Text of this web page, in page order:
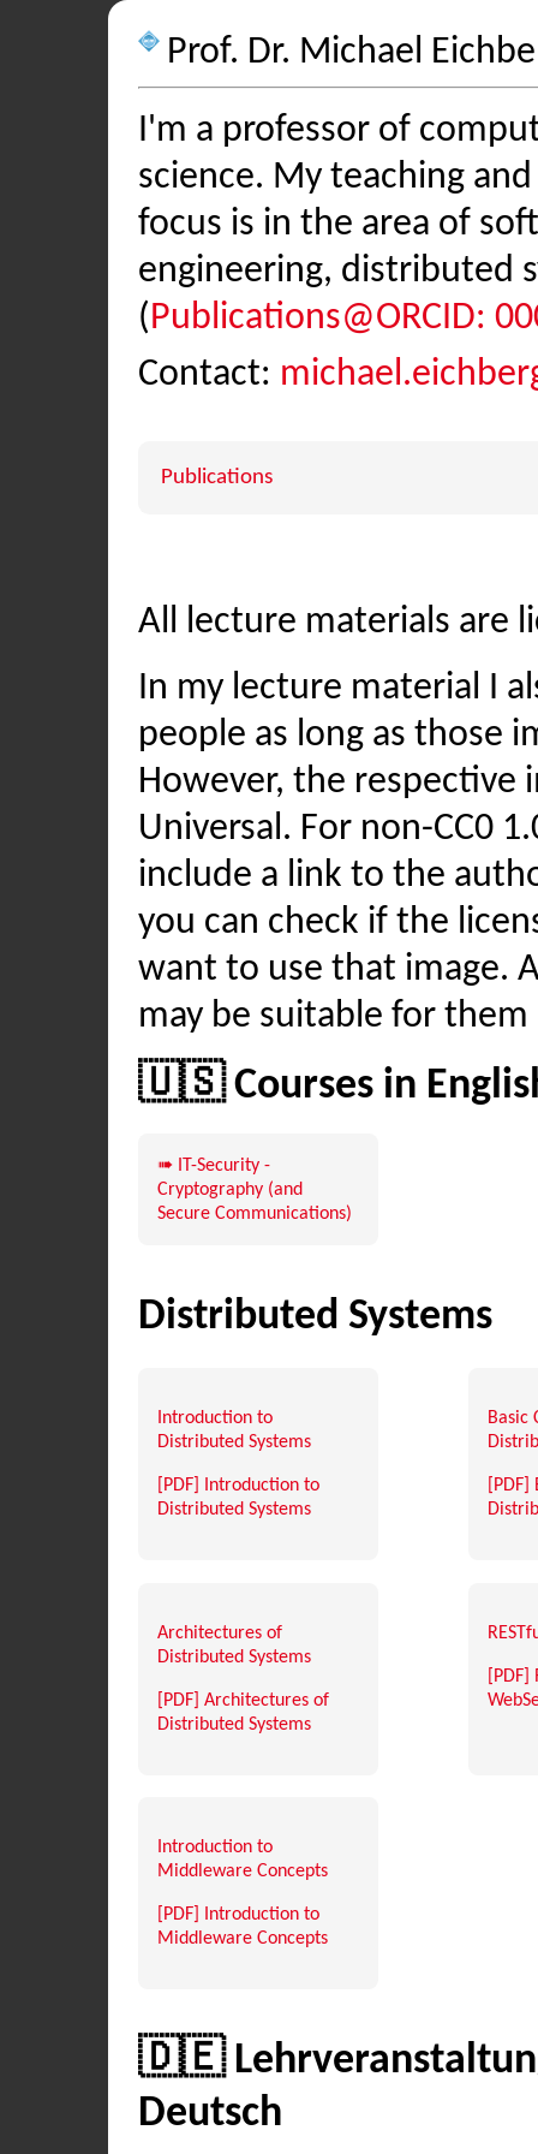
Prof. Dr. Michael
I'm a professor of
science. My teaching
focus is in the area of
engineering, distributed
(Publications@ORCID:
Contact:
Publications
All lecture materials are
In my lecture material I
people as long as those
However, the respective
Universal. For non-CC0
include a link to the
you can check if the
want to use that image.
may be suitable for
🇺🇸 Courses in
➠ IT-Security -
Cryptography (and
Secure Communications)
Distributed Systems
Introduction to
Distributed Systems
[PDF] Introduction to
Distributed Systems
Basic
Architectures of
Distributed Systems
[PDF] Architectures of
Distributed Systems
[PDF]
Introduction to
Middleware Concepts
[PDF] Introduction to
Middleware Concepts
🇩🇪
Deutsch